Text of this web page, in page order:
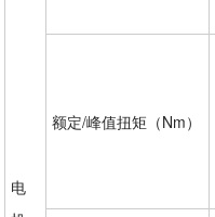
电
额定/峰值扭矩（Nm）